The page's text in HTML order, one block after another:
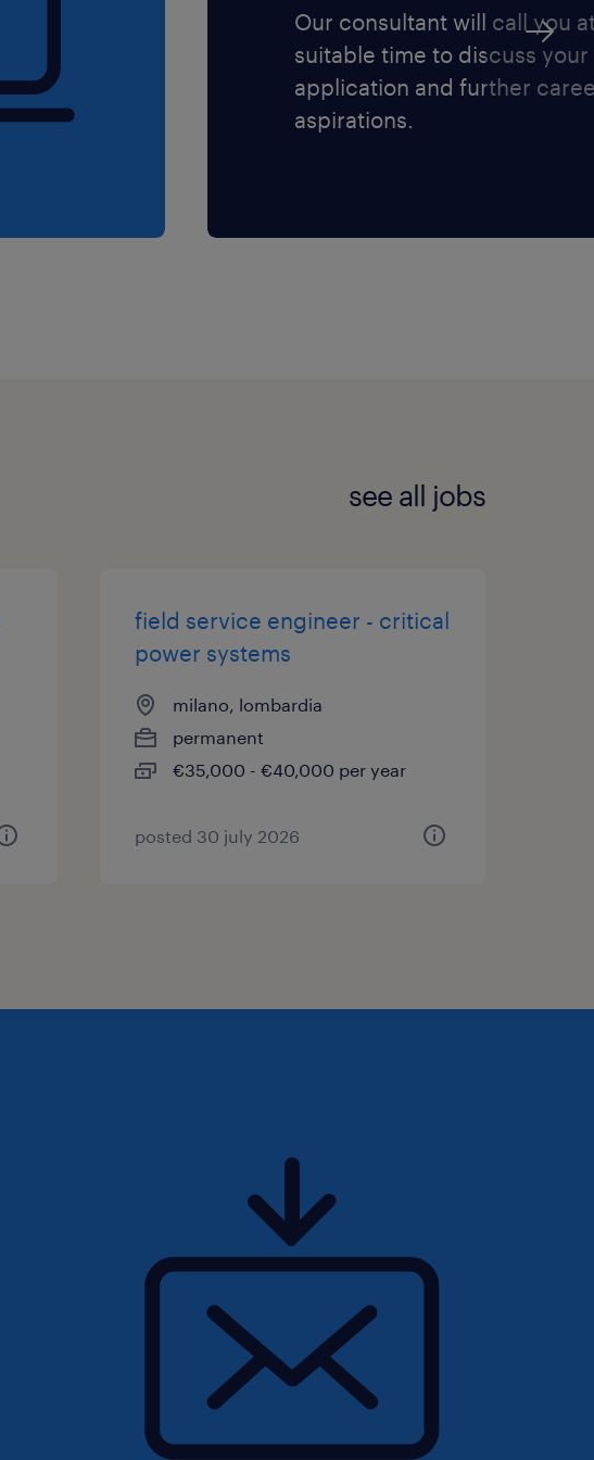
Our consultant will call you
suitable time to discuss your
application and further
aspirations.
see all jobs
field service engineer - critical
power systems
milano, lombardia
permanent
€35,000 - €40,000 per year
posted 30 july 2026